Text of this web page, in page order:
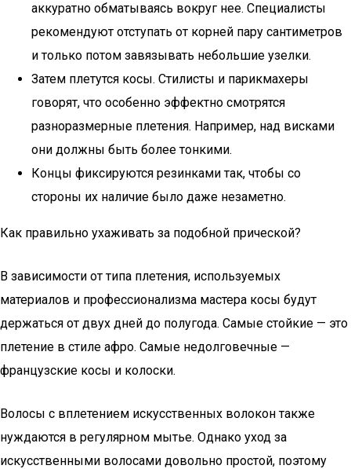
аккуратно обматываясь вокруг нее. Специалисты
рекомендуют отступать от корней пару сантиметров
и только потом завязывать небольшие узелки.
Затем плетутся косы. Стилисты и парикмахеры
говорят, что особенно эффектно смотрятся
разноразмерные плетения. Например, над висками
они должны быть более тонкими.
Концы фиксируются резинками так, чтобы со
стороны их наличие было даже незаметно.
Как правильно ухаживать за подобной прической?
В зависимости от типа плетения, используемых
материалов и профессионализма мастера косы будут
держаться от двух дней до полугода. Самые стойкие — это
плетение в стиле афро. Самые недолговечные —
французские косы и колоски.
Волосы с вплетением искусственных волокон также
нуждаются в регулярном мытье. Однако уход за
искусственными волосами довольно простой, поэтому